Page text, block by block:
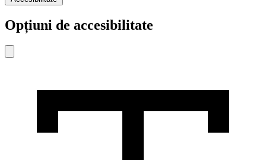
Opțiuni de accesibilitate